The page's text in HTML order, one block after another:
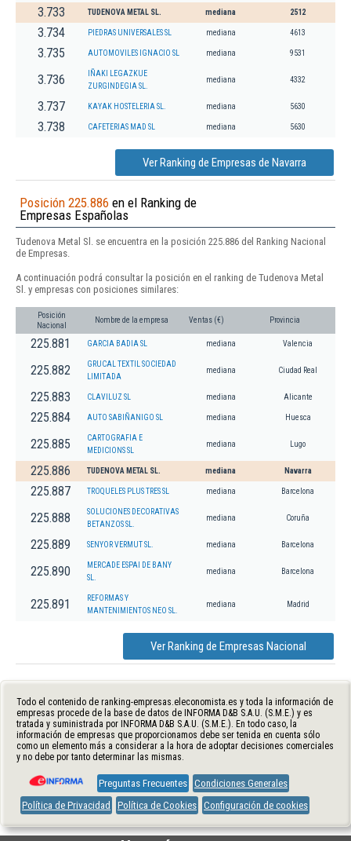
3.733 TUDENOVA METAL SL. mediana 2512
3.734 PIEDRAS UNIVERSALES SL mediana 4613
3.735 AUTOMOVILES IGNACIO SL mediana 9531
3.736
IÑAKI LEGAZKUE
ZURGINDEGIA SL.
mediana 4332
3.737 KAYAK HOSTELERIA SL. mediana 5630
3.738 CAFETERIAS MAD SL mediana 5630
Ver Ranking de Empresas de Navarra
Posición 225.886 en el Ranking de
Empresas Españolas
Tudenova Metal Sl. se encuentra en la posición 225.886 del Ranking Nacional
de Empresas.
A continuación podrá consultar la posición en el ranking de Tudenova Metal
Sl. y empresas con posiciones similares:
Posición
Nacional
Nombre de la empresa Ventas (€) Provincia
225.881 GARCIA BADIA SL mediana Valencia
225.882
GRUCAL TEXTIL SOCIEDAD
LIMITADA
mediana Ciudad Real
225.883 CLAVILUZ SL mediana Alicante
225.884 AUTO SABIÑANIGO SL mediana Huesca
225.885
CARTOGRAFIA E
MEDICIONS SL
mediana Lugo
225.886 TUDENOVA METAL SL. mediana Navarra
225.887 TROQUELES PLUS TRES SL mediana Barcelona
225.888
SOLUCIONES DECORATIVAS
BETANZOS SL.
mediana Coruña
225.889 SENYOR VERMUT SL. mediana Barcelona
225.890
MERCADE ESPAI DE BANY
SL.
mediana Barcelona
225.891
REFORMAS Y
MANTENIMIENTOS NEO SL.
mediana Madrid
Ver Ranking de Empresas Nacional
Todo el contenido de ranking-empresas.eleconomista.es y toda la información de
empresas procede de la base de datos de INFORMA D&B S.A.U. (S.M.E.) y es
tratada y suministrada por INFORMA D&B S.A.U. (S.M.E.). En todo caso, la
información de empresas que proporcionamos debe ser tenida en cuenta sólo
como un elemento más a considerar a la hora de adoptar decisiones comerciales
y no debe por tanto determinar las mismas.
Preguntas Frecuentes Condiciones Generales
Política de Privacidad
Política de Cookies Configuración de cookies